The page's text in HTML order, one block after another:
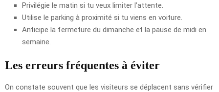
Privilégie le matin si tu veux limiter l’attente.
Utilise le parking à proximité si tu viens en voiture.
Anticipe la fermeture du dimanche et la pause de midi en
semaine.
Les erreurs fréquentes à éviter
On constate souvent que les visiteurs se déplacent sans vérifier